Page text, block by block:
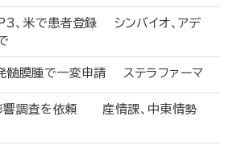
、米で患者登録 シンバイオ、アデ
髄膜腫で一変申請 ステラファーマ
響調査を依頼 産情課、中東情勢